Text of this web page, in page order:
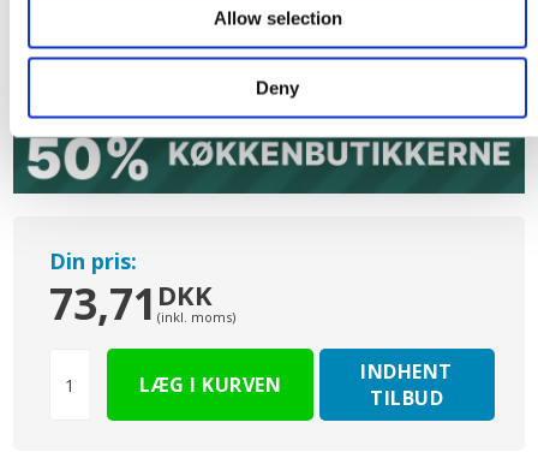
Allow selection
Deny
m/struktur
S8011
Midnatsblå
m/struktur
S8501 Sort
m/struktur
Din pris:
73,71DKK
(inkl. moms)
INDHENT
TILBUD